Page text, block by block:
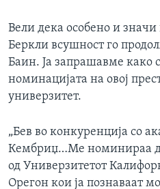
Вели дека особено и
Беркли всушност го
Баин. Ја запрашавме како
номинацијата на овој
универзитет.
„Бев во конкуренција со
Кембриџ…Ме номинираа
од Универзитетот
Орегон кои ја познаваат